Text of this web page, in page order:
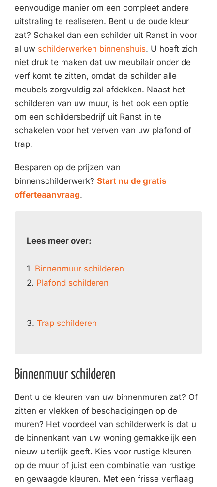
eenvoudige manier om een compleet andere
uitstraling te realiseren. Bent u de oude kleur
zat? Schakel dan een schilder uit Ranst in voor
al uw schilderwerken binnenshuis. U hoeft zich
niet druk te maken dat uw meubilair onder de
verf komt te zitten, omdat de schilder alle
meubels zorgvuldig zal afdekken. Naast het
schilderen van uw muur, is het ook een optie
om een schildersbedrijf uit Ranst in te
schakelen voor het verven van uw plafond of
trap.
Besparen op de prijzen van
binnenschilderwerk? Start nu de gratis
offerteaanvraag.
Lees meer over:
1. Binnenmuur schilderen
2. Plafond schilderen
3. Trap schilderen
Binnenmuur schilderen
Bent u de kleuren van uw binnenmuren zat? Of
zitten er vlekken of beschadigingen op de
muren? Het voordeel van schilderwerk is dat u
de binnenkant van uw woning gemakkelijk een
nieuw uiterlijk geeft. Kies voor rustige kleuren
op de muur of juist een combinatie van rustige
en gewaagde kleuren. Met een frisse verflaag